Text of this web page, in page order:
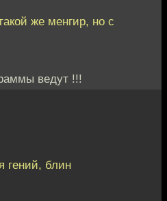
же менгир, но с
ведут !!!
гений, блин